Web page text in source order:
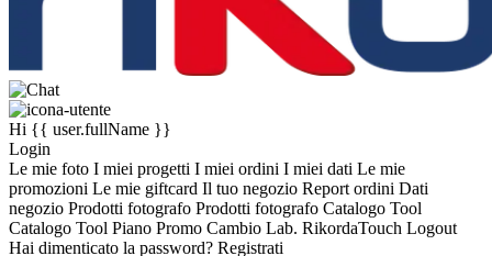
Hi {{ user.fullName }}
Login
Le mie foto I miei progetti I miei ordini I miei dati Le mie
promozioni Le mie giftcard Il tuo negozio Report ordini Dati
negozio Prodotti fotografo Prodotti fotografo Catalogo Tool
Catalogo Tool Piano Promo Cambio Lab. RikordaTouch Logout
Hai dimenticato la password? Registrati